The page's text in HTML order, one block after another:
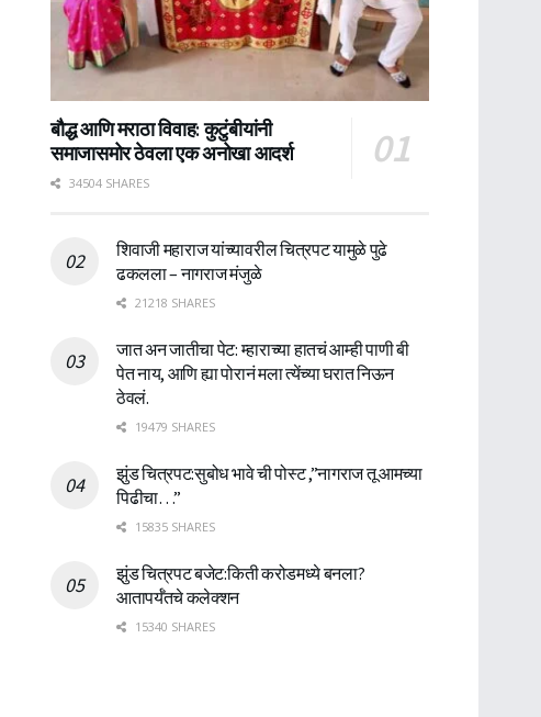
बौद्ध आणि मराठा विवाह: कुटुंबीयांनी
समाजासमोर ठेवला एक अनोखा आदर्श
34504 SHARES
शिवाजी महाराज यांच्यावरील चित्रपट यामुळे पुढे
ढकलला – नागराज मंजुळे
21218 SHARES
जात अन जातीचा पेट: म्हाराच्या हातचं आम्ही पाणी बी
पेत नाय, आणि ह्या पोरानं मला त्येंच्या घरात निऊन
ठेवलं.
19479 SHARES
झुंड चित्रपट:सुबोध भावे ची पोस्ट ,”नागराज तू आमच्या
पिढीचा…”
15835 SHARES
झुंड चित्रपट बजेट:किती करोडमध्ये बनला?
आतापर्यँतचे कलेक्शन
15340 SHARES